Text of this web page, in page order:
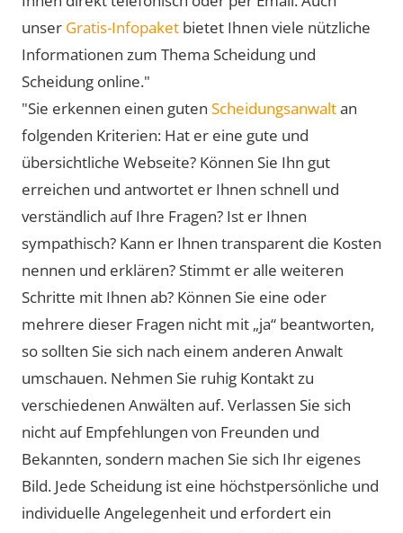
unser Gratis-Infopaket bietet Ihnen viele nützliche
Informationen zum Thema Scheidung und
Scheidung online."
"Sie erkennen einen guten Scheidungsanwaltan
folgenden Kriterien: Hat er eine gute und
übersichtliche Webseite? Können Sie Ihn gut
erreichen und antwortet er Ihnen schnell und
verständlich auf Ihre Fragen? Ist er Ihnen
sympathisch? Kann er Ihnen transparent die Kosten
nennen und erklären? Stimmt er alle weiteren
Schritte mit Ihnen ab? Können Sie eine oder
mehrere dieser Fragen nicht mit „ja“ beantworten,
so sollten Sie sich nach einem anderen Anwalt
umschauen. Nehmen Sie ruhig Kontakt zu
verschiedenen Anwälten auf. Verlassen Sie sich
nicht auf Empfehlungen von Freunden und
Bekannten, sondern machen Sie sich Ihr eigenes
Bild. Jede Scheidung ist eine höchstpersönliche und
individuelle Angelegenheit und erfordert ein